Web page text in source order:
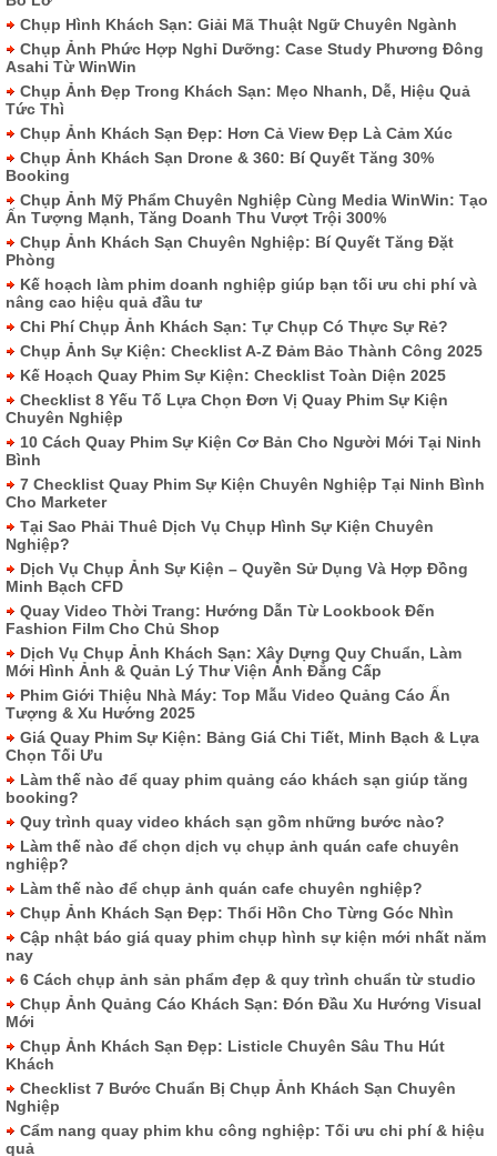
Chụp Hình Khách Sạn: Giải Mã Thuật Ngữ Chuyên Ngành
Chụp Ảnh Phức Hợp Nghỉ Dưỡng: Case Study Phương Đông
Asahi Từ WinWin
Chụp Ảnh Đẹp Trong Khách Sạn: Mẹo Nhanh, Dễ, Hiệu Quả
Tức Thì
Chụp Ảnh Khách Sạn Đẹp: Hơn Cả View Đẹp Là Cảm Xúc
Chụp Ảnh Khách Sạn Drone & 360: Bí Quyết Tăng 30%
Booking
Chụp Ảnh Mỹ Phẩm Chuyên Nghiệp Cùng Media WinWin: Tạo
Ấn Tượng Mạnh, Tăng Doanh Thu Vượt Trội 300%
Chụp Ảnh Khách Sạn Chuyên Nghiệp: Bí Quyết Tăng Đặt
Phòng
Kế hoạch làm phim doanh nghiệp giúp bạn tối ưu chi phí và
nâng cao hiệu quả đầu tư
Chi Phí Chụp Ảnh Khách Sạn: Tự Chụp Có Thực Sự Rẻ?
Chụp Ảnh Sự Kiện: Checklist A-Z Đảm Bảo Thành Công 2025
Kế Hoạch Quay Phim Sự Kiện: Checklist Toàn Diện 2025
Checklist 8 Yếu Tố Lựa Chọn Đơn Vị Quay Phim Sự Kiện
Chuyên Nghiệp
10 Cách Quay Phim Sự Kiện Cơ Bản Cho Người Mới Tại Ninh
Bình
7 Checklist Quay Phim Sự Kiện Chuyên Nghiệp Tại Ninh Bình
Cho Marketer
Tại Sao Phải Thuê Dịch Vụ Chụp Hình Sự Kiện Chuyên
Nghiệp?
Dịch Vụ Chụp Ảnh Sự Kiện – Quyền Sử Dụng Và Hợp Đồng
Minh Bạch CFD
Quay Video Thời Trang: Hướng Dẫn Từ Lookbook Đến
Fashion Film Cho Chủ Shop
Dịch Vụ Chụp Ảnh Khách Sạn: Xây Dựng Quy Chuẩn, Làm
Mới Hình Ảnh & Quản Lý Thư Viện Ảnh Đẳng Cấp
Phim Giới Thiệu Nhà Máy: Top Mẫu Video Quảng Cáo Ấn
Tượng & Xu Hướng 2025
Giá Quay Phim Sự Kiện: Bảng Giá Chi Tiết, Minh Bạch & Lựa
Chọn Tối Ưu
Làm thế nào để quay phim quảng cáo khách sạn giúp tăng
booking?
Quy trình quay video khách sạn gồm những bước nào?
Làm thế nào để chọn dịch vụ chụp ảnh quán cafe chuyên
nghiệp?
Làm thế nào để chụp ảnh quán cafe chuyên nghiệp?
Chụp Ảnh Khách Sạn Đẹp: Thổi Hồn Cho Từng Góc Nhìn
Cập nhật báo giá quay phim chụp hình sự kiện mới nhất năm
nay
6 Cách chụp ảnh sản phẩm đẹp & quy trình chuẩn từ studio
Chụp Ảnh Quảng Cáo Khách Sạn: Đón Đầu Xu Hướng Visual
Mới
Chụp Ảnh Khách Sạn Đẹp: Listicle Chuyên Sâu Thu Hút
Khách
Checklist 7 Bước Chuẩn Bị Chụp Ảnh Khách Sạn Chuyên
Nghiệp
Cẩm nang quay phim khu công nghiệp: Tối ưu chi phí & hiệu
quả